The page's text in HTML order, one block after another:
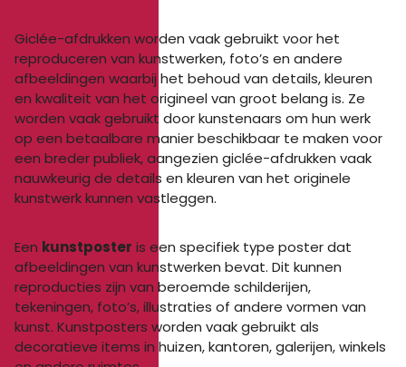
Giclée-afdrukken worden vaak gebruikt voor het
reproduceren van kunstwerken, foto’s en andere
afbeeldingen waarbij het behoud van details, kleuren
en kwaliteit van het origineel van groot belang is. Ze
worden vaak gebruikt door kunstenaars om hun werk
op een betaalbare manier beschikbaar te maken voor
een breder publiek, aangezien giclée-afdrukken vaak
nauwkeurig de details en kleuren van het originele
kunstwerk kunnen vastleggen.
Een kunstposter is een specifiek type poster dat
afbeeldingen van kunstwerken bevat. Dit kunnen
reproducties zijn van beroemde schilderijen,
tekeningen, foto’s, illustraties of andere vormen van
kunst. Kunstposters worden vaak gebruikt als
decoratieve items in huizen, kantoren, galerijen, winkels